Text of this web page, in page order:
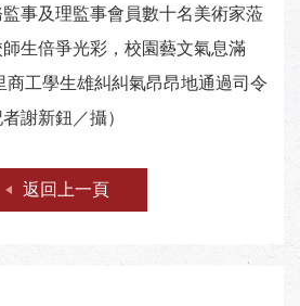
事及理監事會員數十名美術家蒞
生倍爭光彩，校園藝文氣息滿
工學生雄糾糾氣昂昂地通過司令
謝新鈕／攝）
返回上一頁